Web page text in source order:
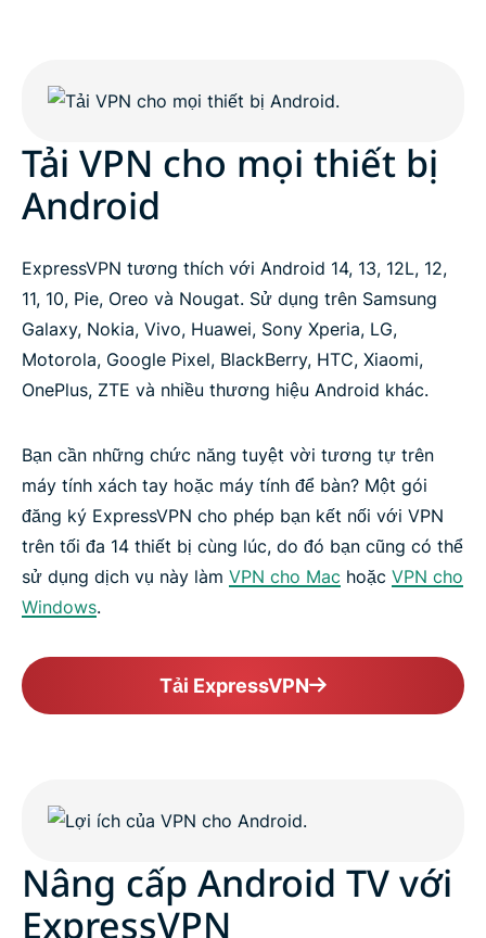
Tải VPN cho mọi thiết bị
Android
ExpressVPN tương thích với Android 14, 13, 12L, 12,
11, 10, Pie, Oreo và Nougat. Sử dụng trên Samsung
Galaxy, Nokia, Vivo, Huawei, Sony Xperia, LG,
Motorola, Google Pixel, BlackBerry, HTC, Xiaomi,
OnePlus, ZTE và nhiều thương hiệu Android khác.
Bạn cần những chức năng tuyệt vời tương tự trên
máy tính xách tay hoặc máy tính để bàn? Một gói
đăng ký ExpressVPN cho phép bạn kết nối với VPN
trên tối đa 14 thiết bị cùng lúc, do đó bạn cũng có thể
sử dụng dịch vụ này làm VPN cho Mac hoặc VPN cho
Windows.
Tải ExpressVPN
Nâng cấp Android TV với
ExpressVPN